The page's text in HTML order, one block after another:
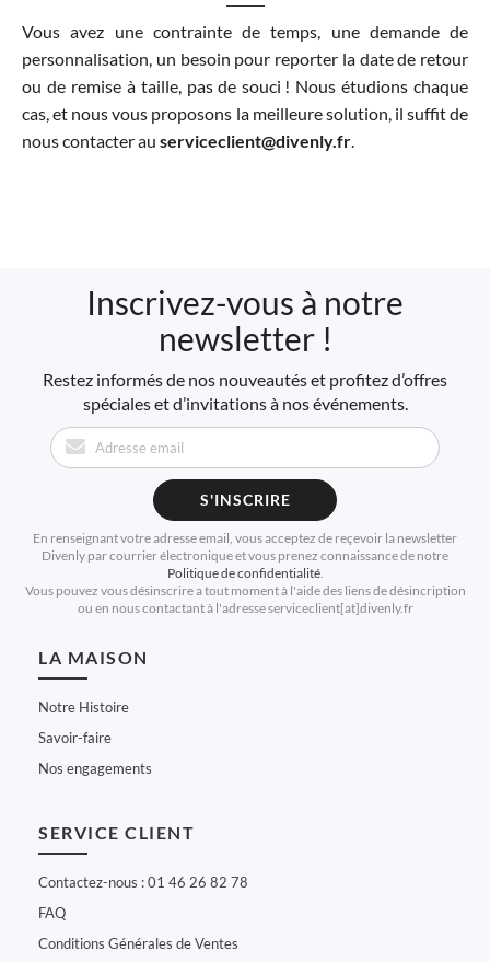
Vous avez une contrainte de temps, une demande de
personnalisation, un besoin pour reporter la date de retour
ou de remise à taille, pas de souci ! Nous étudions chaque
cas, et nous vous proposons la meilleure solution, il suffit de
nous contacter au serviceclient@divenly.fr.
Inscrivez-vous à notre
newsletter !
Restez informés de nos nouveautés et profitez d’offres
spéciales et d’invitations à nos événements.
S'INSCRIRE
En renseignant votre adresse email, vous acceptez de reçevoir la newsletter
Divenly par courrier électronique et vous prenez connaissance de notre
Politique de confidentialité.
Vous pouvez vous désinscrire a tout moment à l'aide des liens de désincription
ou en nous contactant à l'adresse serviceclient[at]divenly.fr
LA MAISON
Notre Histoire
Savoir-faire
Nos engagements
SERVICE CLIENT
Contactez-nous : 01 46 26 82 78
FAQ
Conditions Générales de Ventes